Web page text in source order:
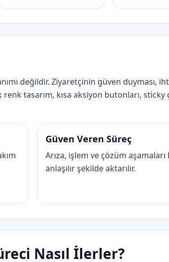
değildir. Ziyaretçinin güven duyması,
tasarım, kısa aksiyon butonları, sticky
Güven Veren Süreç
Arıza, işlem ve çözüm aşamaları
anlaşılır şekilde aktarılır.
Nasıl İlerler?